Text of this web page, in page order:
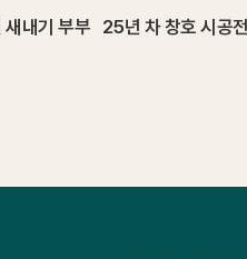
새내기 부부 25년 차 창호 시공